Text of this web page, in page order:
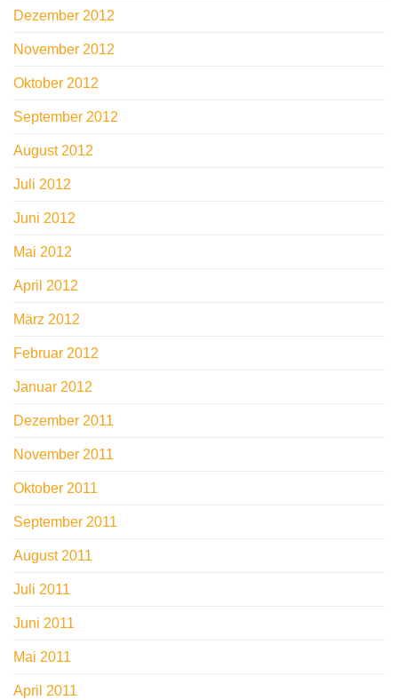
Dezember 2012
November 2012
Oktober 2012
September 2012
August 2012
Juli 2012
Juni 2012
Mai 2012
April 2012
März 2012
Februar 2012
Januar 2012
Dezember 2011
November 2011
Oktober 2011
September 2011
August 2011
Juli 2011
Juni 2011
Mai 2011
April 2011